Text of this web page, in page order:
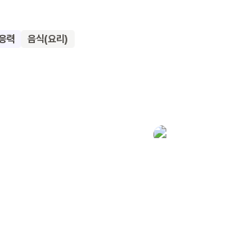
습이 담겨 있어요. 데굴데굴 굴러가 밭으로
자라기도 하고, 맛있는 음식으로 변신하기도
력 음식(요리)